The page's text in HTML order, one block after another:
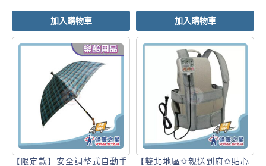
加入購物車 加入購物車
【限定款】安全調整式自動手
【雙北地區✩親送到府✩貼心